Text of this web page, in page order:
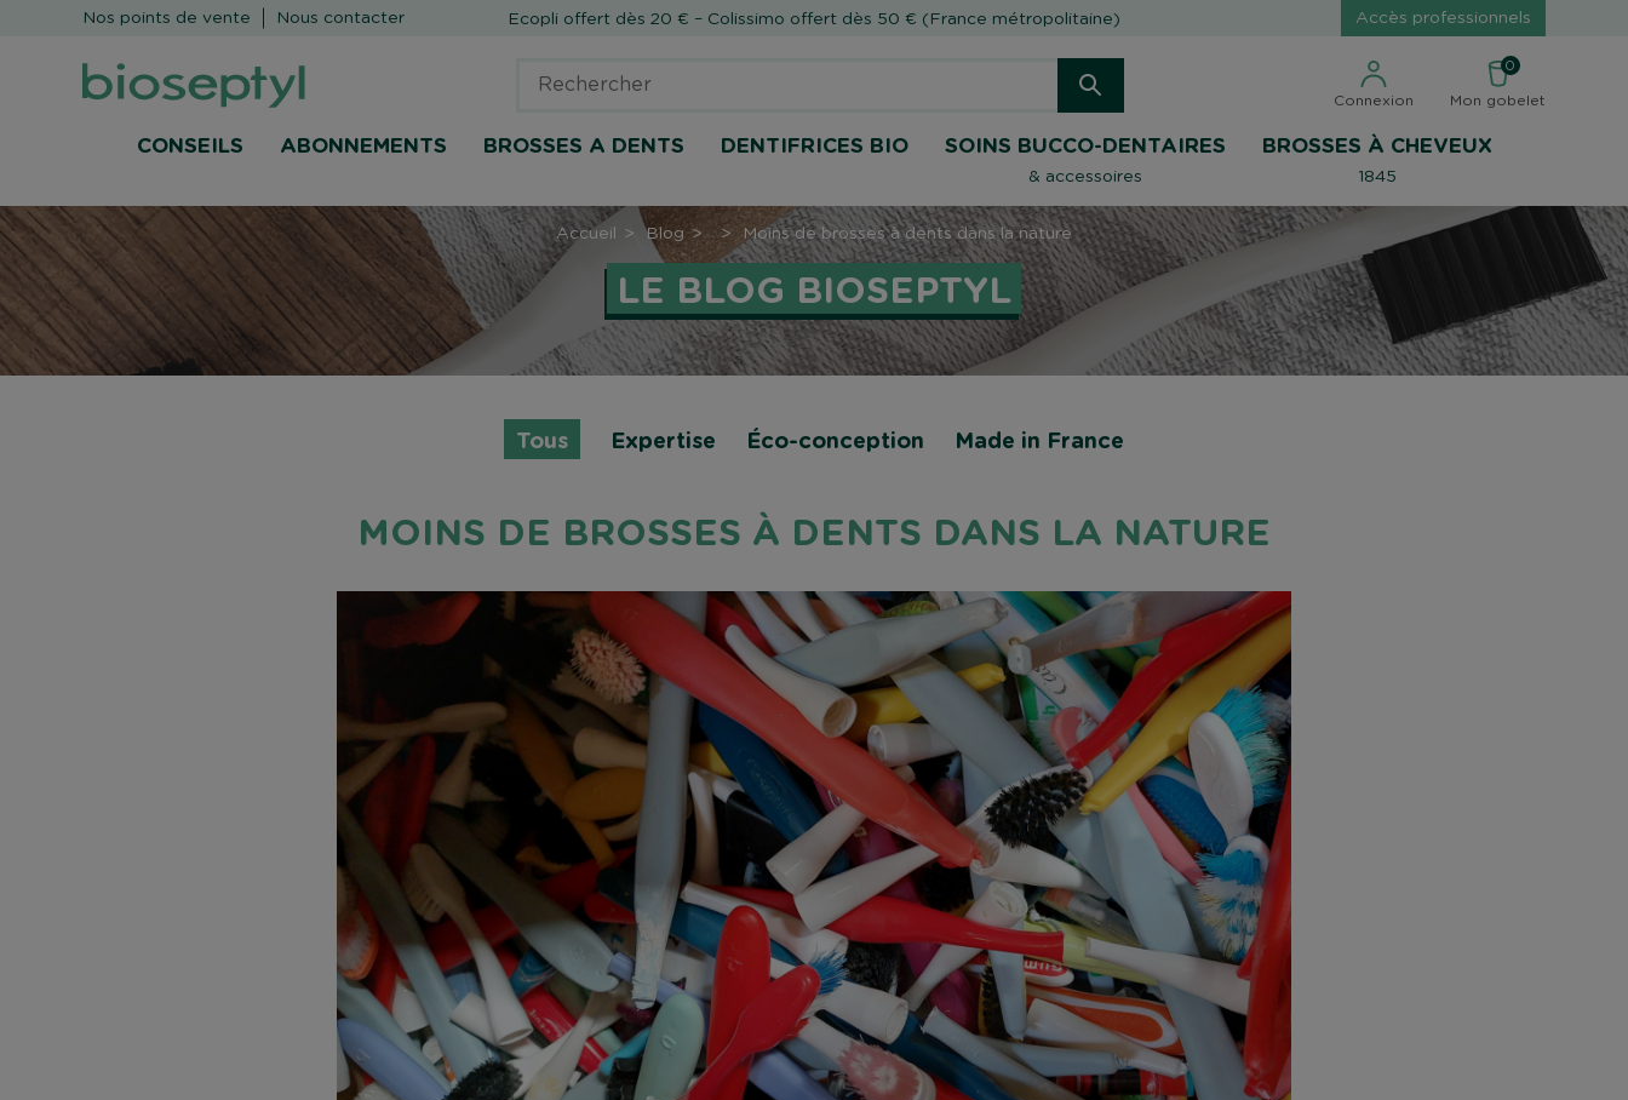
Ecopli offert dès 20 € – Colissimo offert dès 50 € (France métropolitaine)
Nos points de vente Nous contacter Accès professionnels
Connexion
0
Mon gobelet
CONSEILS ABONNEMENTS BROSSES A DENTS DENTIFRICES BIO SOINS BUCCO-DENTAIRES
& accessoires
BROSSES À CHEVEUX
1845
Accueil Blog Moins de brosses à dents dans la nature
LE BLOG BIOSEPTYL
Tous Expertise Éco-conception Made in France
MOINS DE BROSSES À DENTS DANS LA NATURE